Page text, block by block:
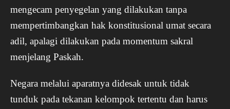
mengecam penyegelan yang dilakukan tanpa
mempertimbangkan hak konstitusional umat secara
adil, apalagi dilakukan pada momentum sakral
menjelang Paskah.
Negara melalui aparatnya didesak untuk tidak
tunduk pada tekanan kelompok tertentu dan harus